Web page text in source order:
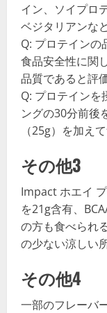
イン、ソイプロ
ベジタリアンな
Q: プロテインの
食品安全性に関
品質であると評
Q: プロテインを
ングの30分前後
（25g）を加え
その他3
Impact ホエイ
を21g含有、
の方も食べられ
の少ない涼しい
その他4
一部のフレーバ